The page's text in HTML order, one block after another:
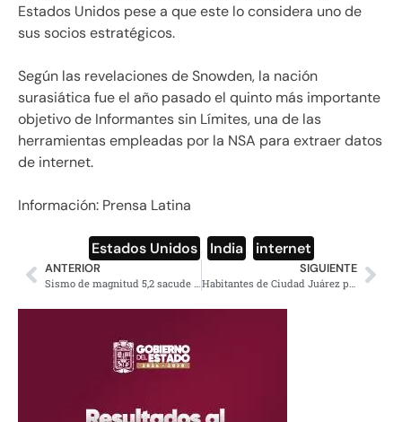
Estados Unidos pese a que este lo considera uno de
sus socios estratégicos.
Según las revelaciones de Snowden, la nación
surasiática fue el año pasado el quinto más importante
objetivo de Informantes sin Límites, una de las
herramientas empleadas por la NSA para extraer datos
de internet.
Información: Prensa Latina
Estados Unidos India internet
ANTERIOR SIGUIENTE